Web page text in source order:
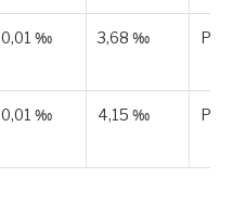
0,01 ‰ 3,68 ‰
0,01 ‰ 4,15 ‰